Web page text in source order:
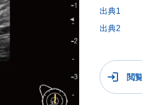
出典1
出典2
閲